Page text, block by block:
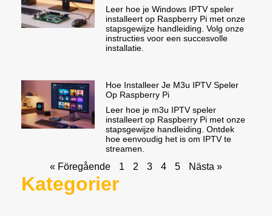
Leer hoe je Windows IPTV speler
installeert op Raspberry Pi met onze
stapsgewijze handleiding. Volg onze
instructies voor een succesvolle
installatie.
Hoe Installeer Je M3u IPTV Speler
Op Raspberry Pi
Leer hoe je m3u IPTV speler
installeert op Raspberry Pi met onze
stapsgewijze handleiding. Ontdek
hoe eenvoudig het is om IPTV te
streamen.
« Föregående 1 2 3 4 5 Nästa »
Kategorier